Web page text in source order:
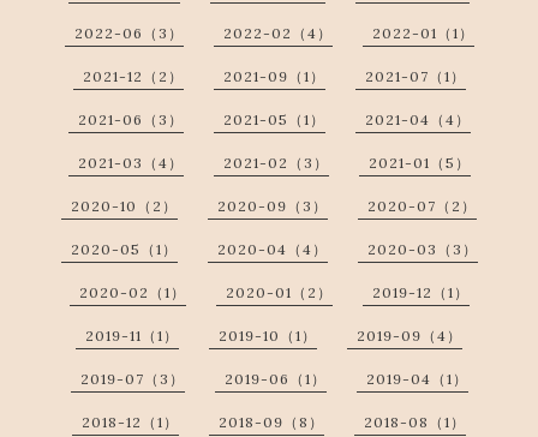
2022-06（3） 2022-02（4） 2022-01（1）
2021-12（2） 2021-09（1） 2021-07（1）
2021-06（3） 2021-05（1） 2021-04（4）
2021-03（4） 2021-02（3） 2021-01（5）
2020-10（2） 2020-09（3） 2020-07（2）
2020-05（1） 2020-04（4） 2020-03（3）
2020-02（1） 2020-01（2） 2019-12（1）
2019-11（1） 2019-10（1） 2019-09（4）
2019-07（3） 2019-06（1） 2019-04（1）
2018-12（1） 2018-09（8） 2018-08（1）